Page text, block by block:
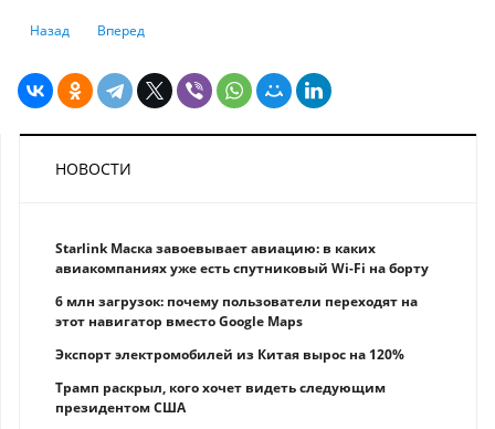
Предыдущий: Долги казахстанцев по жилищным кредитам выросли на
Назад Следующий: Дурдом, который построил SWIFT
Вперед
НОВОСТИ
Starlink Маска завоевывает авиацию: в каких
авиакомпаниях уже есть спутниковый Wi-Fi на борту
6 млн загрузок: почему пользователи переходят на
этот навигатор вместо Google Maps
Экспорт электромобилей из Китая вырос на 120%
Трамп раскрыл, кого хочет видеть следующим
президентом США